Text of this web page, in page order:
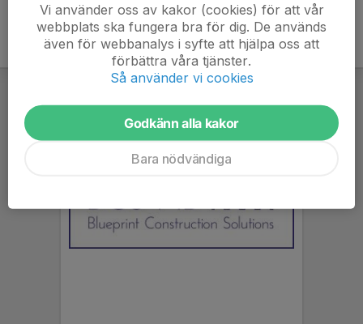
Vi använder oss av kakor (cookies) för att vår
webbplats ska fungera bra för dig. De används
även för webbanalys i syfte att hjälpa oss att
förbättra våra tjänster.
Så använder vi cookies
Godkänn alla kakor
Bara nödvändiga